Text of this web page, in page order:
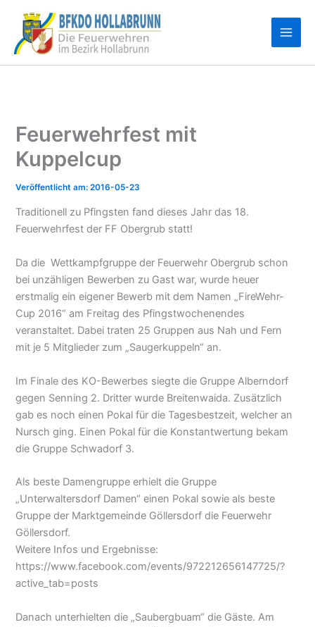
Inhalt
springen
Feuerwehrfest mit
Kuppelcup
2016-05-23
Traditionell zu Pfingsten fand dieses Jahr das 18.
Feuerwehrfest der FF Obergrub statt!
Da die Wettkampfgruppe der Feuerwehr Obergrub schon
bei unzähligen Bewerben zu Gast war, wurde heuer
erstmalig ein eigener Bewerb mit dem Namen „FireWehr-
Cup 2016“ am Freitag des Pfingstwochenendes
veranstaltet. Dabei traten 25 Gruppen aus Nah und Fern
mit je 5 Mitglieder zum „Saugerkuppeln“ an.
Im Finale des KO-Bewerbes siegte die Gruppe Alberndorf
gegen Senning 2. Dritter wurde Breitenwaida. Zusätzlich
gab es noch einen Pokal für die Tagesbestzeit, welcher an
Nursch ging. Einen Pokal für die Konstantwertung bekam
die Gruppe Schwadorf 3.
Als beste Damengruppe erhielt die Gruppe
„Unterwaltersdorf Damen“ einen Pokal sowie als beste
Gruppe der Marktgemeinde Göllersdorf die Feuerwehr
Göllersdorf.
Weitere Infos und Ergebnisse:
https://www.facebook.com/events/972212656147725/?
active_tab=posts
Danach unterhielten die „Saubergbuam“ die Gäste. Am